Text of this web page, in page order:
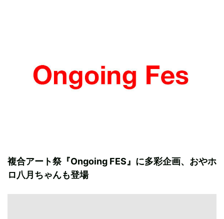
複合アート祭『Ongoing FES』に多彩企画、おやホ
ロ八月ちゃんも登場